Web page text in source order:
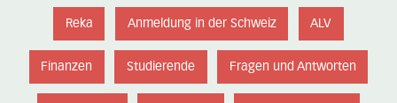
Reka Anmeldung in der Schweiz ALV
Finanzen Studierende Fragen und Antworten